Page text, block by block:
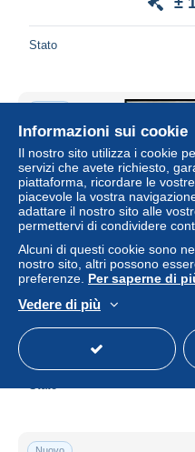
Stato
Monaco Poste Obl
±
Informazioni sui cookie
Il nostro sito utilizza i cookie
servizi che avete richiesto,
piattaforma, ricordare le
piacevole la vostra
adattare il nostro sito alle
permettervi di condividere
Alcuni di questi cookie sono
nostro sito, altri possono
preferenze. Per saperne di
Vedere di più